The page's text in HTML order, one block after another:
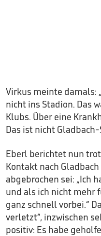
Virkus meinte damals:
nicht ins Stadion. Das
Klubs. Über eine
Das ist nicht Gladbach-
Eberl berichtet nun
Kontakt nach
abgebrochen sei: „Ich
und als ich nicht mehr
ganz schnell vorbei.“
verletzt“, inzwischen
positiv: Es habe